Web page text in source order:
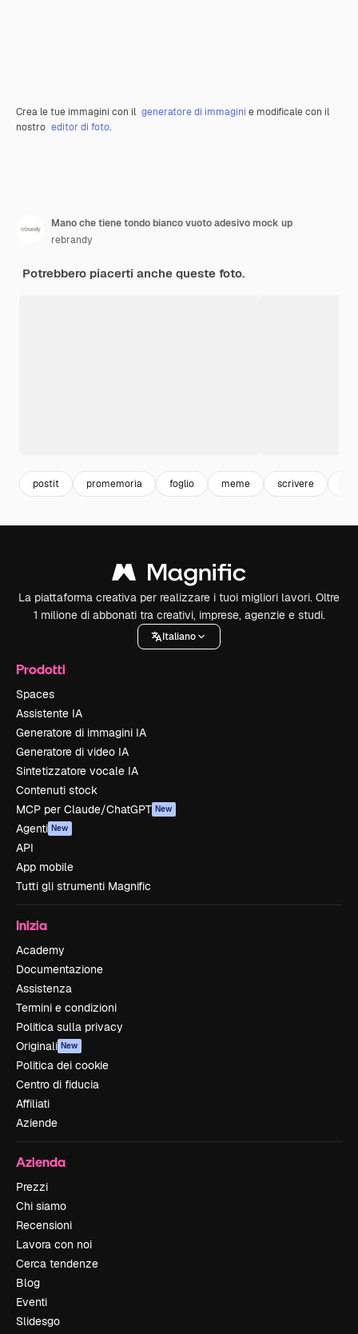
Crea le tue immagini con il generatore di immagini e modificale con il
nostro editor di foto.
Mano che tiene tondo bianco vuoto adesivo mock up
rebrandy
Potrebbero piacerti anche queste foto.
postit promemoria foglio meme scrivere
La piattaforma creativa per realizzare i tuoi migliori lavori. Oltre
1 milione di abbonati tra creativi, imprese, agenzie e studi.
Italiano
Prodotti
Spaces
Assistente IA
Generatore di immagini IA
Generatore di video IA
Sintetizzatore vocale IA
Contenuti stock
MCP per Claude/ChatGPT New
Agenti New
API
App mobile
Tutti gli strumenti Magnific
Inizia
Academy
Documentazione
Assistenza
Termini e condizioni
Politica sulla privacy
Originali New
Politica dei cookie
Centro di fiducia
Affiliati
Aziende
Azienda
Prezzi
Chi siamo
Recensioni
Lavora con noi
Cerca tendenze
Blog
Eventi
Slidesgo